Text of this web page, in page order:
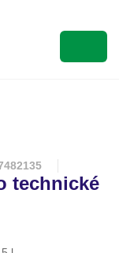
technické